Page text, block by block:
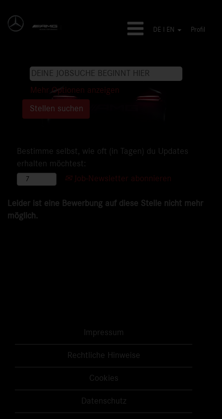
DE I EN Profil
Mehr Optionen anzeigen
Bestimme selbst, wie oft (in Tagen) du Updates
erhalten möchtest:
Job-Newsletter abonnieren
Leider ist eine Bewerbung auf diese Stelle nicht mehr
möglich.
Impressum
Rechtliche Hinweise
Cookies
Datenschutz